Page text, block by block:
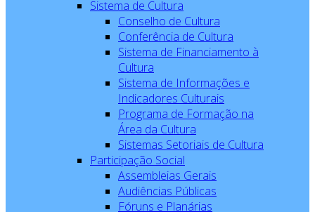
Sistema de Cultura
Conselho de Cultura
Conferência de Cultura
Sistema de Financiamento à
Cultura
Sistema de Informações e
Indicadores Culturais
Programa de Formação na
Área da Cultura
Sistemas Setoriais de Cultura
Participação Social
Assembleias Gerais
Audiências Públicas
Fóruns e Planárias